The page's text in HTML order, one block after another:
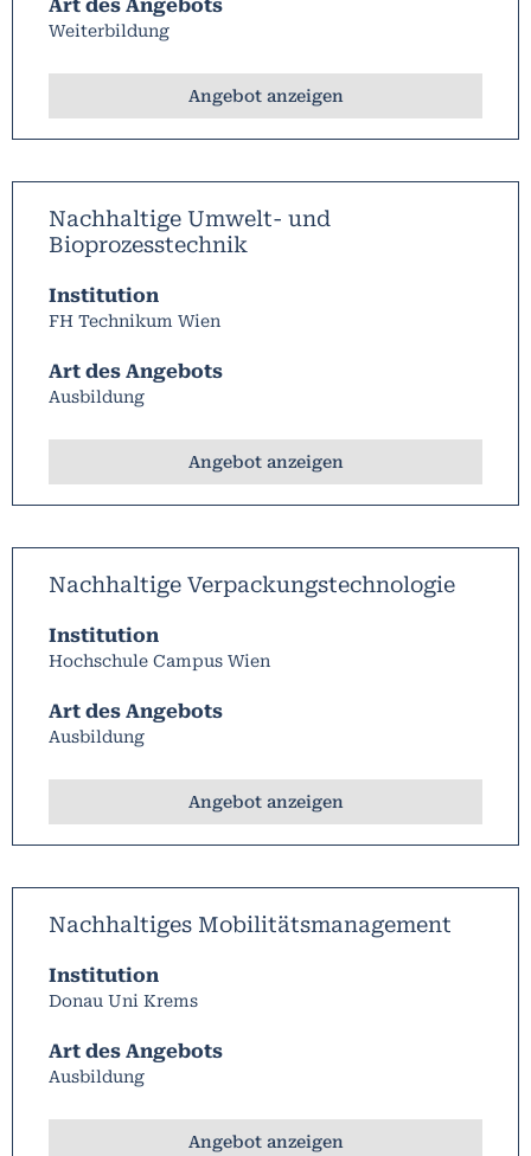
Art des Angebots
Weiterbildung
Angebot anzeigen
Nachhaltige Umwelt- und
Bioprozesstechnik
Institution
FH Technikum Wien
Art des Angebots
Ausbildung
Angebot anzeigen
Nachhaltige Verpackungstechnologie
Institution
Hochschule Campus Wien
Art des Angebots
Ausbildung
Angebot anzeigen
Nachhaltiges Mobilitätsmanagement
Institution
Donau Uni Krems
Art des Angebots
Ausbildung
Angebot anzeigen